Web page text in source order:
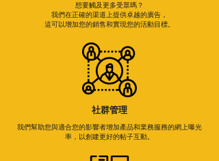
想要觸及更多受眾嗎？
我們在正確的渠道上提供卓越的廣告，
這可以增加您的銷售和實現您的活動目標。
社群管理
我們幫助您與適合您的影響者增加產品和業務服務的網上曝光
率，以創建更好的帖子互動。